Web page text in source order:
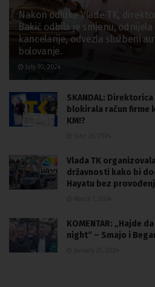
Nakon odluke Vlade TK,
Bakić odbila je smjenu,
kancelarije, odvezla službeni
bolovanje.
July 10, 2024
SKANDAL:
blokirala račun firme
KM!?
Vlada TK
državnosti kako bi
Hayatu bez
KOMENTAR: „Hajde
night“ – Smajo i